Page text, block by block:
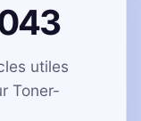
utiles
Toner-